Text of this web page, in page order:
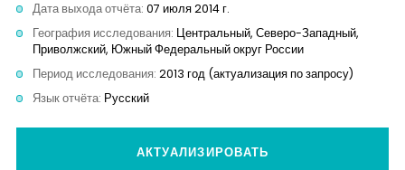
Контакты
Дата выхода отчёта: 07 июля 2014 г.
География исследования: Центральный, Северо-Западный,
Приволжский, Южный Федеральный округ России
Период исследования: 2013 год (актуализация по запросу)
Язык отчёта: Русский
АКТУАЛИЗИРОВАТЬ